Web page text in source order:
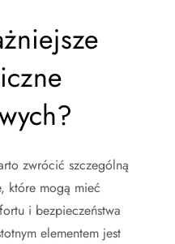
zwrócić szczególną
które mogą mieć
i bezpieczeństwa
elementem jest